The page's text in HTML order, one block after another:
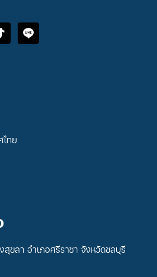
ทย
ขลา อำเภอศรีราชา จังหวัดชลบุรี